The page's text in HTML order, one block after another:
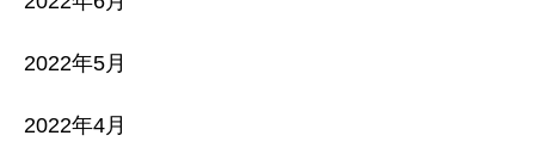
2022年5月
2022年4月